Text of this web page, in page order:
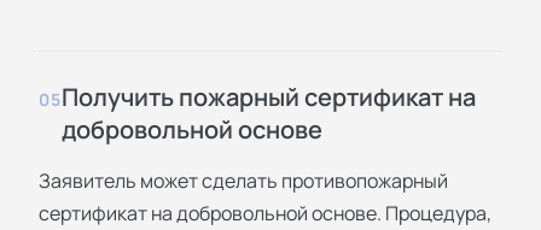
05Получить пожарный сертификат на
добровольной основе
Заявитель может сделать противопожарный
сертификат на добровольной основе. Процедура,